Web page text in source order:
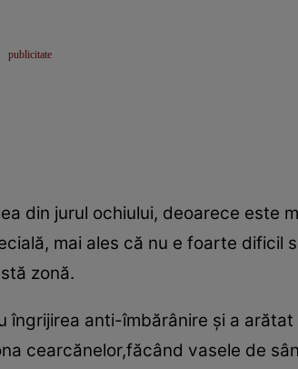
din jurul ochiului, deoarece este
mai ales că nu e foarte dificil
zonă.
anti-îmbărânire şi a
cearcănelor,făcând vasele de